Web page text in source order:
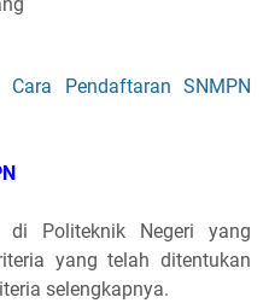
Cara Pendaftaran SNMPN
Politeknik Negeri yang
yang telah ditentukan
selengkapnya.